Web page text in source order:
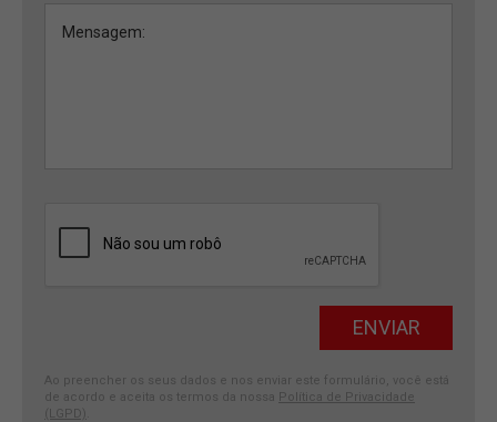
Ao preencher os seus dados e nos enviar este formulário, você está
de acordo e aceita os termos da nossa Política de Privacidade
(LGPD)